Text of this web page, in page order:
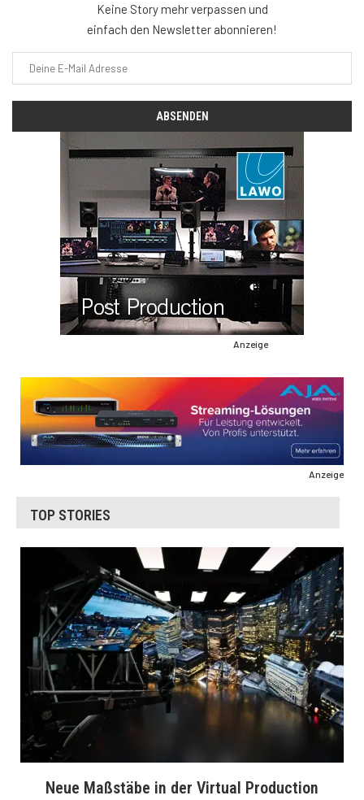
Keine Story mehr verpassen und
einfach den Newsletter abonnieren!
Anzeige
Anzeige
TOP STORIES
Neue Maßstäbe in der Virtual Production